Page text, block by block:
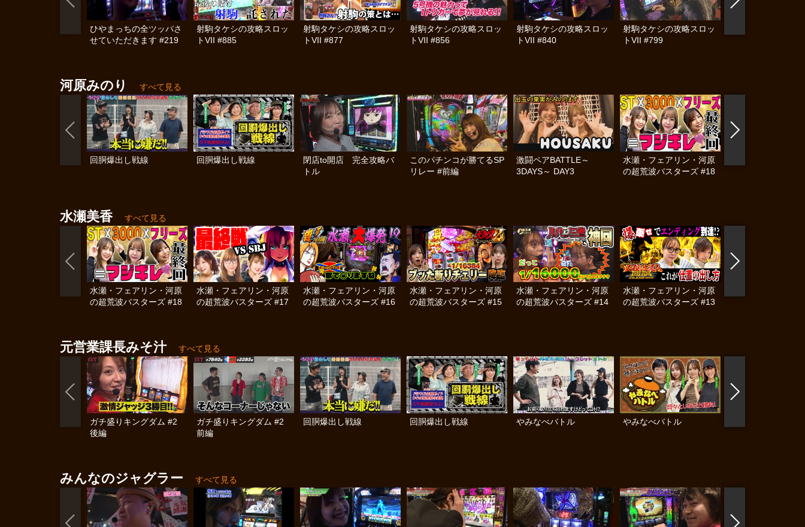
ひやまっちの全ツッパさ
せていただきます #219
射駒タケシの攻略スロッ
トVII #885
射駒タケシの攻略スロッ
トVII #877
射駒タケシの攻略スロッ
トVII #856
射駒タケシの攻略スロッ
トVII #840
射駒タケシの攻略スロッ
トVII #799
河原みのり すべて見る
回胴爆出し戦線 回胴爆出し戦線
閉店to開店 完全攻略バ
トル
このパチンコが勝てるSP
リレー #前編
激闘ペアBATTLE～
3DAYS～ DAY3
水瀬・フェアリン・河原
の超荒波バスターズ #18
水瀬美香 すべて見る
水瀬・フェアリン・河原
の超荒波バスターズ #18
水瀬・フェアリン・河原
の超荒波バスターズ #17
水瀬・フェアリン・河原
の超荒波バスターズ #16
水瀬・フェアリン・河原
の超荒波バスターズ #15
水瀬・フェアリン・河原
の超荒波バスターズ #14
水瀬・フェアリン・河原
の超荒波バスターズ #13
元営業課長みそ汁 すべて見る
ガチ盛りキングダム #2
後編
ガチ盛りキングダム #2
前編
回胴爆出し戦線 回胴爆出し戦線 やみなべバトル やみなべバトル
みんなのジャグラー すべて見る